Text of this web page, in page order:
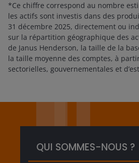
*Ce chiffre correspond au nombre
les actifs sont investis dans des
31 décembre 2025, directement ou
sur la répartition géographique des
de Janus Henderson, la taille de la
la taille moyenne des comptes, à
sectorielles, gouvernementales et
QUI SOMMES-NOUS ?